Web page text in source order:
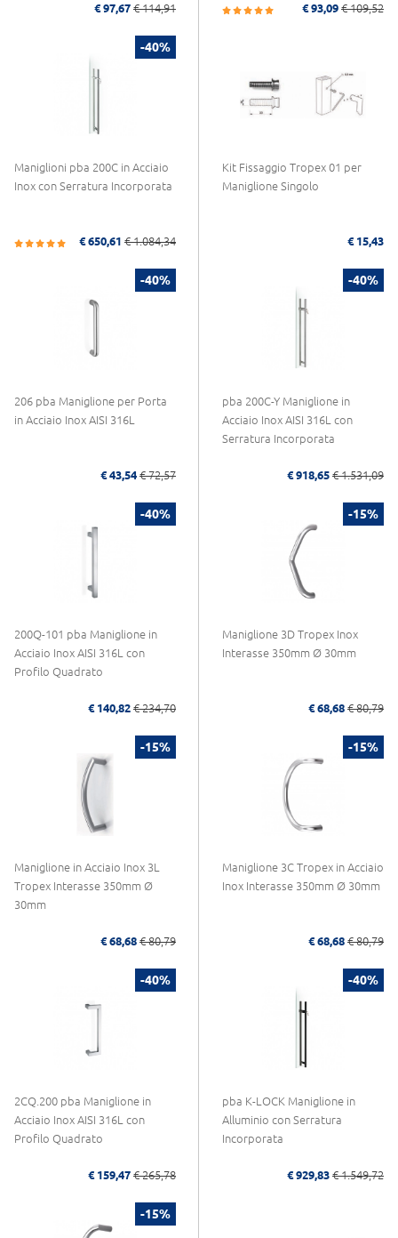
€ 97,67 € 114,91 € 93,09 € 109,52
-40%
Maniglioni pba 200C in Acciaio
Inox con Serratura Incorporata
€ 650,61 € 1.084,34
Kit Fissaggio Tropex 01 per
Maniglione Singolo
€ 15,43
-40%
206 pba Maniglione per Porta
in Acciaio Inox AISI 316L
€ 43,54 € 72,57
-40%
pba 200C-Y Maniglione in
Acciaio Inox AISI 316L con
Serratura Incorporata
€ 918,65 € 1.531,09
-40%
200Q-101 pba Maniglione in
Acciaio Inox AISI 316L con
Profilo Quadrato
€ 140,82 € 234,70
-15%
Maniglione 3D Tropex Inox
Interasse 350mm Ø 30mm
€ 68,68 € 80,79
-15%
Maniglione in Acciaio Inox 3L
Tropex Interasse 350mm Ø
30mm
€ 68,68 € 80,79
-15%
Maniglione 3C Tropex in Acciaio
Inox Interasse 350mm Ø 30mm
€ 68,68 € 80,79
-40%
2CQ.200 pba Maniglione in
Acciaio Inox AISI 316L con
Profilo Quadrato
€ 159,47 € 265,78
-40%
pba K-LOCK Maniglione in
Alluminio con Serratura
Incorporata
€ 929,83 € 1.549,72
-15%